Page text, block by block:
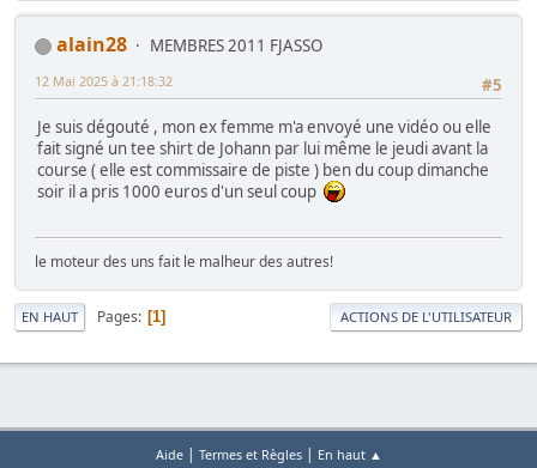
alain28
MEMBRES 2011 FJASSO
#5
12 Mai 2025 à 21:18:32
Je suis dégouté , mon ex femme m'a envoyé une vidéo ou elle
fait signé un tee shirt de Johann par lui même le jeudi avant la
course ( elle est commissaire de piste ) ben du coup dimanche
soir il a pris 1000 euros d'un seul coup
le moteur des uns fait le malheur des autres!
EN HAUT Pages 1 ACTIONS DE L'UTILISATEUR
Aide| Termes et Règles| En haut ▲